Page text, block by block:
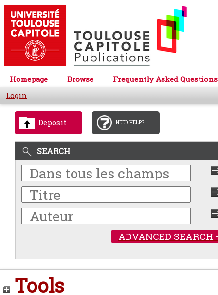
Homepage Browse
Frequently Asked Questions
Login
Deposit NEED HELP?
SEARCH
ADVANCED SEARCH
Tools